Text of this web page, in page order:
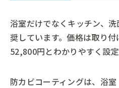
浴室だけでなくキッチン、
奨しています。価格は取り
52,800円とわかりやすく設定
防カビコーティングは、浴